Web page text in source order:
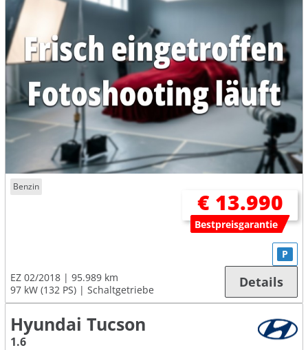
Benzin
€ 13.990
Bestpreisgarantie
EZ 02/2018
95.989 km
97 kW (132 PS)
Schaltgetriebe
P
Details
Hyundai Tucson
1.6